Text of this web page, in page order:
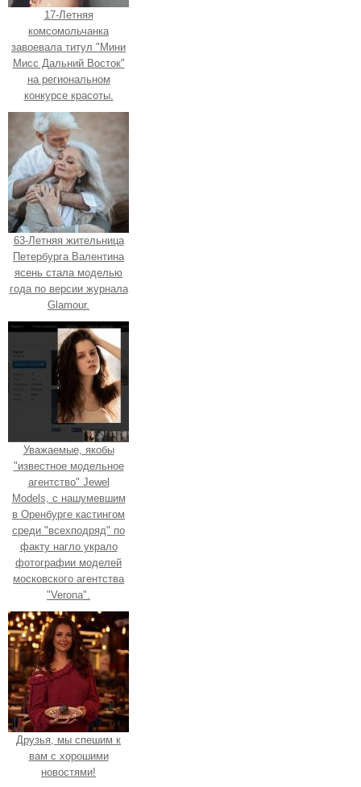
17-Летняя
комсомольчанка
завоевала титул "Мини
Мисс Дальний Восток"
на региональном
конкурсе красоты.
63-Летняя жительница
Петербурга Валентина
ясень стала моделью
года по версии журнала
Glamour.
Уважаемые, якобы
"известное модельное
агентство" Jewel
Models, с нашумевшим
в Оренбурге кастингом
среди "всехподряд" по
факту нагло украло
фотографии моделей
московского агентства
"Verona".
Друзья, мы спешим к
вам с хорошими
новостями!